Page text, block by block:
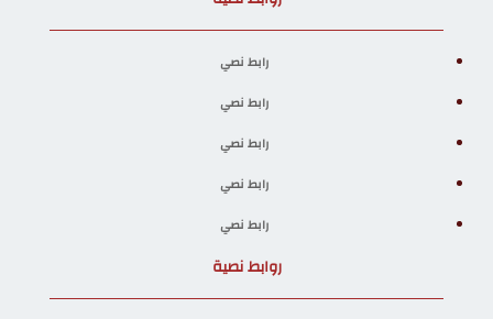
رابط نصي
رابط نصي
رابط نصي
رابط نصي
رابط نصي
روابط نصية